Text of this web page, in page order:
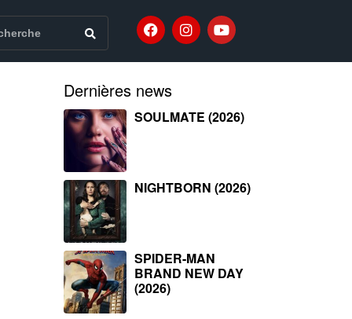
Dernières news
SOULMATE (2026)
NIGHTBORN (2026)
SPIDER-MAN
BRAND NEW DAY
(2026)